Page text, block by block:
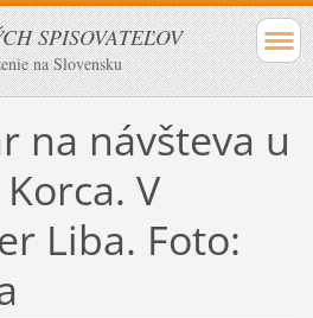
SPISOVATEĽOV
na Slovensku
na návšteva u
V
Liba. Foto: